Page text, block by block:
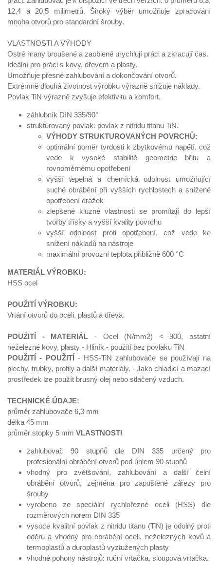
12,4 a 20,5 milimetrů. Široký výběr umožňuje zpracování
mnoha otvorů pro standardní šrouby.
VLASTNOSTI A VÝHODY
Ostré hrany broušené a zaoblené urychlují práci a zkracují čas.
Ideální pro práci s kovy, dřevem a plasty.
Umožňuje přesné zahlubování a dokončování otvorů.
Extrémně dlouhá životnost výrobku výrazně snižuje náklady.
Povlak TiN výrazně zvyšuje efektivitu a komfort.
záhlubník DIN 335/90°
strukturovaný povlak: povlak z nitridu titanu TiN.
VÝHODY STRUKTUROVANÝCH POVRCHŮ:
optimální poměr tvrdosti k zbytkovému napětí, což
vede k vysoké stabilitě geometrie břitu a
rovnoměrnému opotřebení
vyšší tepelná a chemická odolnost umožňující
suché obrábění při vyšších rychlostech a snížené
opotřebení drážek
zlepšené kluzné vlastnosti se promítají do lepší
tvorby třísky a vyšší kvality povrchu
vyšší odolnost proti opotřebení, což vede ke
snížení nákladů na nástroje
maximální provozní teplota přibližně 600 °C
MATERIÁL VÝROBKU:
HSS ocel
POUŽITÍ VÝROBKU:
Vrtání otvorů do oceli, plastů a dřeva.
POUŽITÍ - MATERIÁL - Ocel (N/mm2) < 900, ostatní
neželezné kovy, plasty - Hliník - použití bez povlaku TiN
POUŽITÍ - POUŽITÍ - HSS-TiN zahlubovače se používají na
plechy, trubky, profily a další materiály. - Jako chladicí a mazací
prostředek lze použít brusný olej nebo stlačený vzduch.
TECHNICKÉ ÚDAJE:
průměr zahlubovače 6,3 mm
délka 45 mm
průměr stopky 5 mm VLASTNOSTI
zahlubovač 90 stupňů dle DIN 335 určený pro
profesionální obrábění otvorů pod úhlem 90 stupňů
vhodný pro zvětšování, zahlubování a další čelní
obrábění otvorů, zejména pro zapuštěné zářezy pro
šrouby
vyrobeno ze speciální rychlořezné oceli (HSS) dle
rozměrových norem DIN 335
vysoce kvalitní povlak z nitridu titanu (TiN) je odolný proti
oděru a vhodný pro obrábění oceli, neželezných kovů a
termoplastů a duroplastů vyztužených plasty
vhodné pohony nástrojů: ruční vrtačka, sloupová vrtačka.